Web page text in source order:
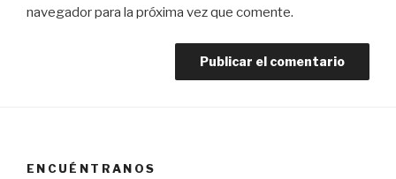
navegador para la próxima vez que comente.
ENCUÉNTRANOS